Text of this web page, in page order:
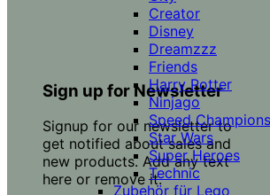
Sign up for Newsletter
Signup for our newsletter to
get notified about sales and
new products. Add any text
here or remove it.
Creator
Disney
Dreamzzz
Friends
Harry Potter
Ninjago
Speed Champions
Star Wars
Super Heroes
Technic
Zubehör für Lego